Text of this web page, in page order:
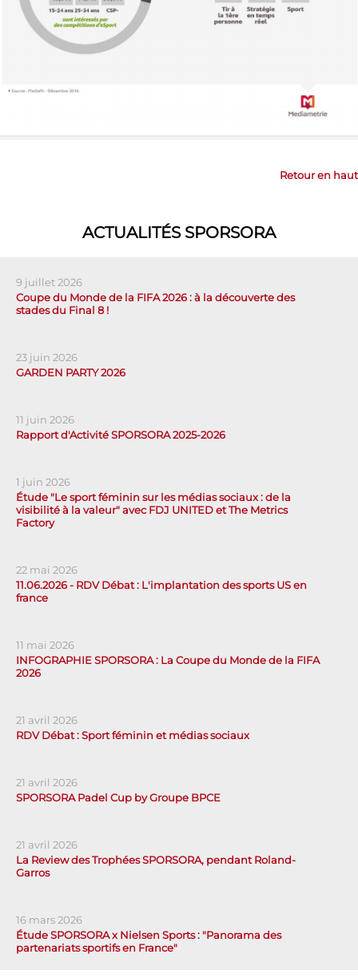
Retour en haut
ACTUALITÉS SPORSORA
9 juillet 2026
Coupe du Monde de la FIFA 2026 : à la découverte des
stades du Final 8 !
23 juin 2026
GARDEN PARTY 2026
11 juin 2026
Rapport d'Activité SPORSORA 2025-2026
1 juin 2026
Étude "Le sport féminin sur les médias sociaux : de la
visibilité à la valeur" avec FDJ UNITED et The Metrics
Factory
22 mai 2026
11.06.2026 - RDV Débat : L'implantation des sports US en
france
11 mai 2026
INFOGRAPHIE SPORSORA : La Coupe du Monde de la FIFA
2026
21 avril 2026
RDV Débat : Sport féminin et médias sociaux
21 avril 2026
SPORSORA Padel Cup by Groupe BPCE
21 avril 2026
La Review des Trophées SPORSORA, pendant Roland-
Garros
16 mars 2026
Étude SPORSORA x Nielsen Sports : "Panorama des
partenariats sportifs en France"